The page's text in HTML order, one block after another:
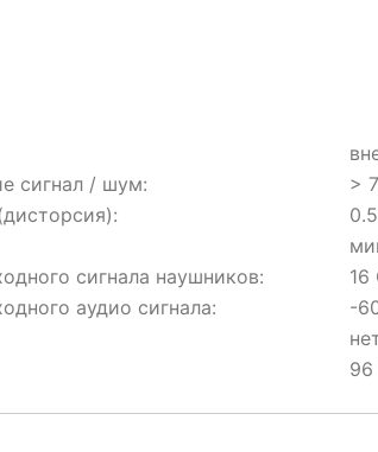
сигнал / шум:
>
сигнала наушников:
аудио сигнала:
-
96